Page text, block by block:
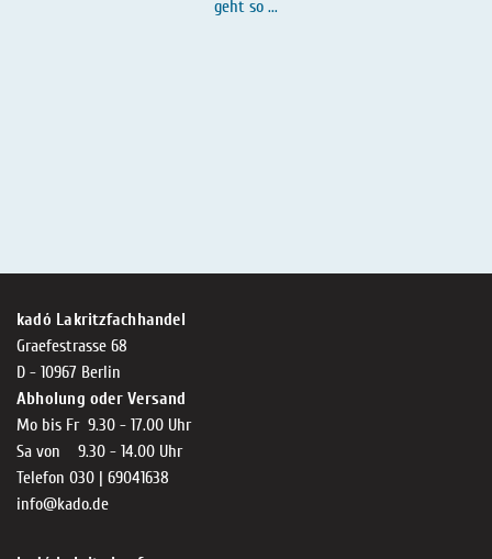
geht so ...
kadó Lakritzfachhandel
Graefestrasse 68
D - 10967 Berlin
Abholung oder Versand
Mo bis Fr 9.30 - 17.00 Uhr
Sa von 9.30 - 14.00 Uhr
Telefon 030 | 69041638
info@kado.de